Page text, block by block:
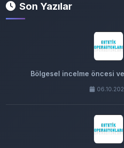
Son Yazılar
Bölgesel incelme öncesi